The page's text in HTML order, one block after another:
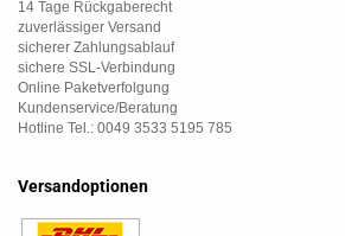
14 Tage Rückgaberecht
zuverlässiger Versand
sicherer Zahlungsablauf
sichere SSL-Verbindung
Online Paketverfolgung
Kundenservice/Beratung
Hotline Tel.: 0049 3533 5195 785
Versandoptionen